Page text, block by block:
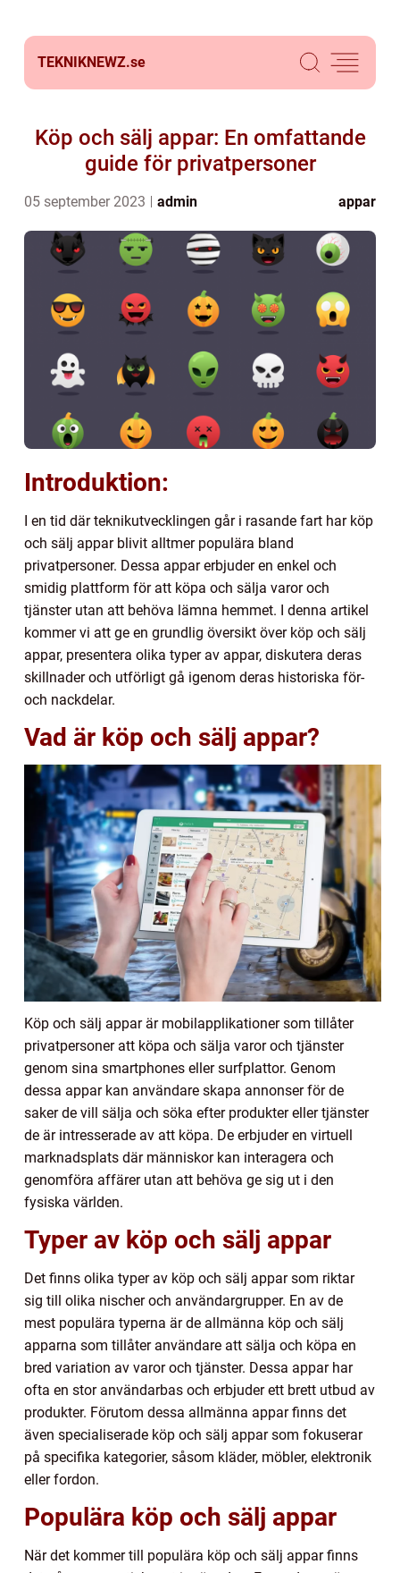
TEKNIKNEWZ.se
Köp och sälj appar: En omfattande
guide för privatpersoner
05 september 2023 admin appar
Introduktion:
I en tid där teknikutvecklingen går i rasande fart har köp
och sälj appar blivit alltmer populära bland
privatpersoner. Dessa appar erbjuder en enkel och
smidig plattform för att köpa och sälja varor och
tjänster utan att behöva lämna hemmet. I denna artikel
kommer vi att ge en grundlig översikt över köp och sälj
appar, presentera olika typer av appar, diskutera deras
skillnader och utförligt gå igenom deras historiska för-
och nackdelar.
Vad är köp och sälj appar?
Köp och sälj appar är mobilapplikationer som tillåter
privatpersoner att köpa och sälja varor och tjänster
genom sina smartphones eller surfplattor. Genom
dessa appar kan användare skapa annonser för de
saker de vill sälja och söka efter produkter eller tjänster
de är intresserade av att köpa. De erbjuder en virtuell
marknadsplats där människor kan interagera och
genomföra affärer utan att behöva ge sig ut i den
fysiska världen.
Typer av köp och sälj appar
Det finns olika typer av köp och sälj appar som riktar
sig till olika nischer och användargrupper. En av de
mest populära typerna är de allmänna köp och sälj
apparna som tillåter användare att sälja och köpa en
bred variation av varor och tjänster. Dessa appar har
ofta en stor användarbas och erbjuder ett brett utbud av
produkter. Förutom dessa allmänna appar finns det
även specialiserade köp och sälj appar som fokuserar
på specifika kategorier, såsom kläder, möbler, elektronik
eller fordon.
Populära köp och sälj appar
När det kommer till populära köp och sälj appar finns